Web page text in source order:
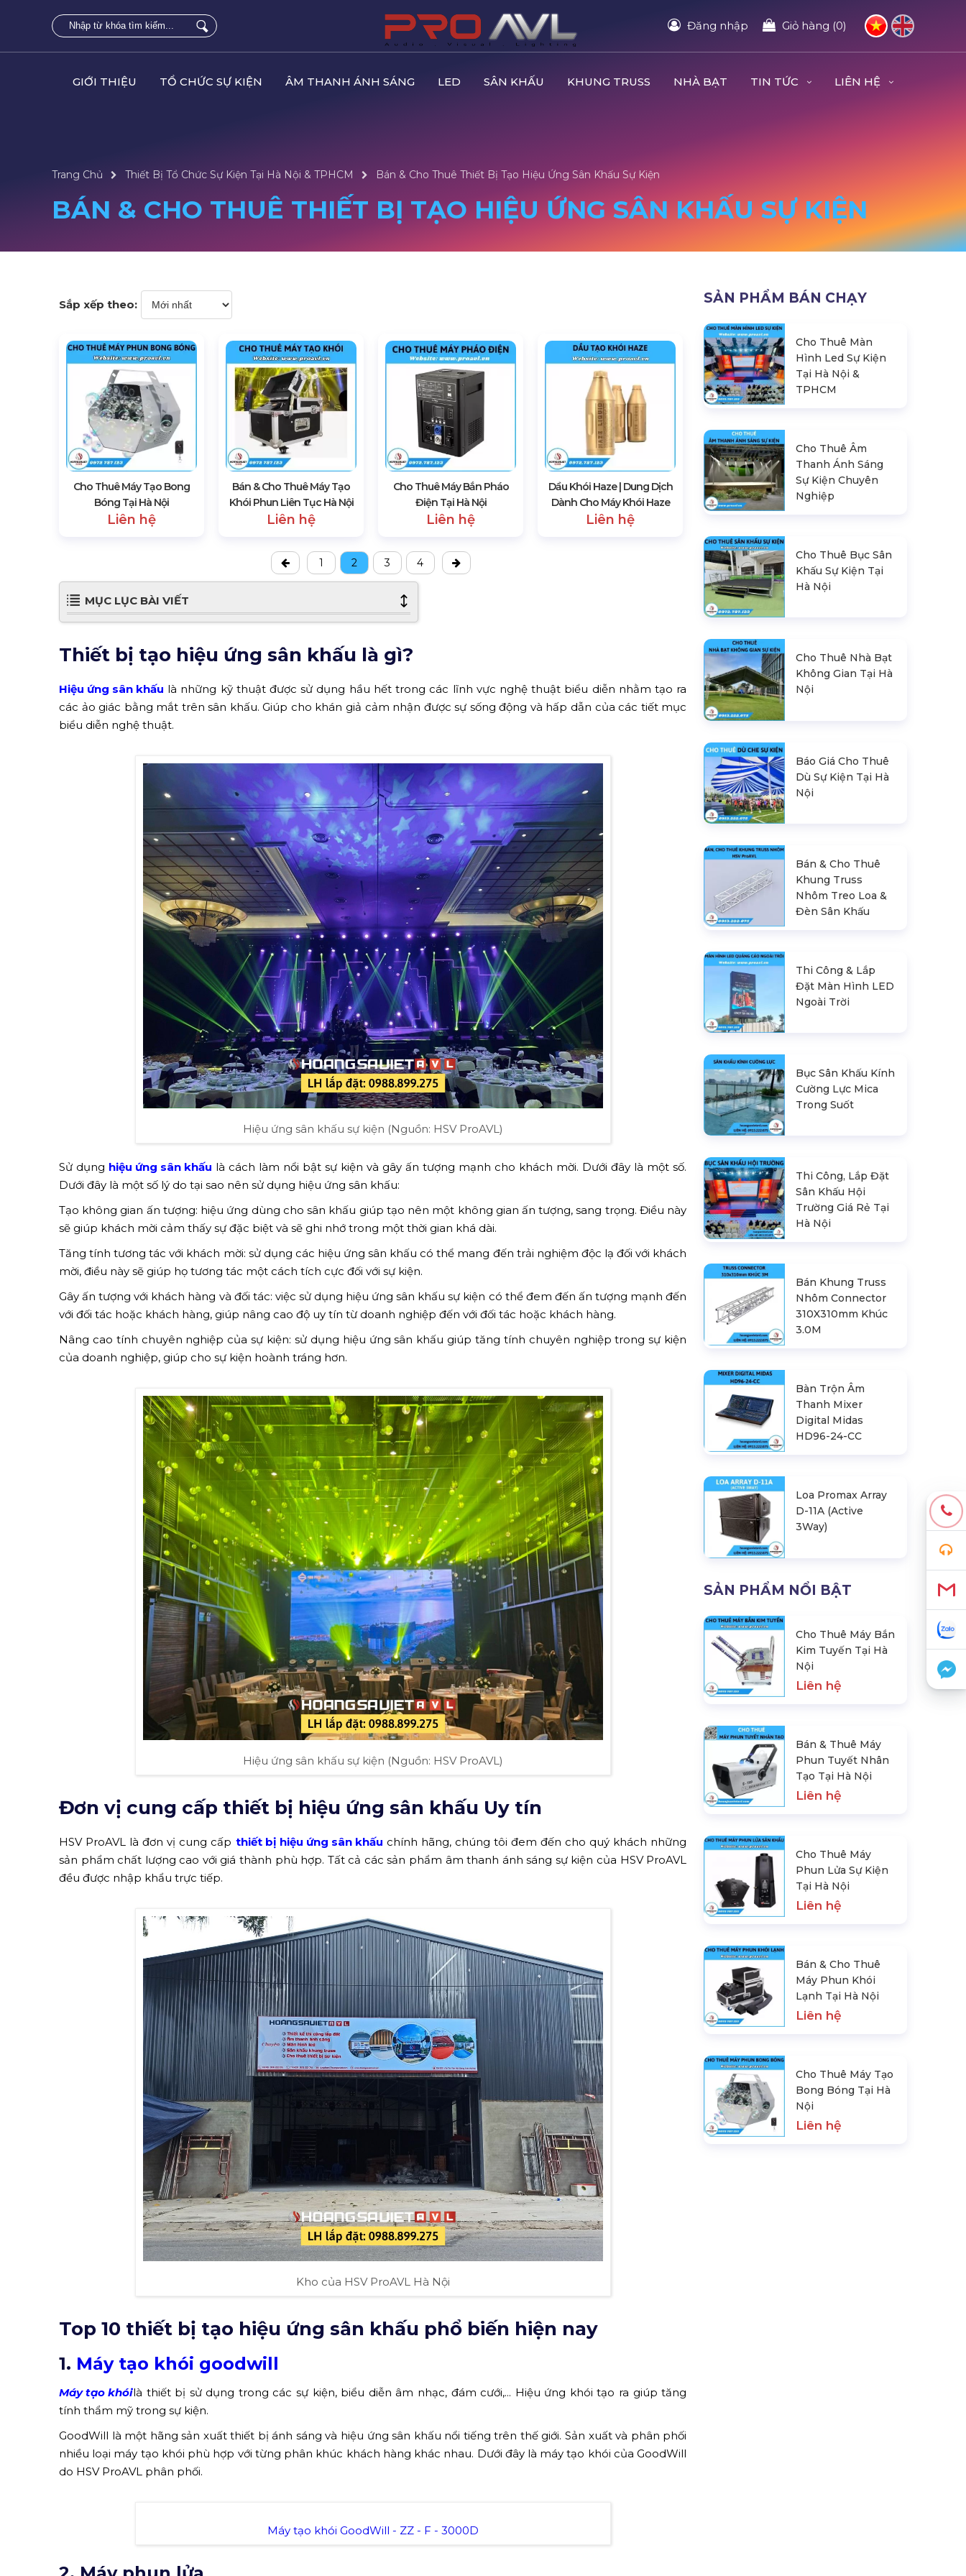
Đăng nhập Giỏ hàng (0)
GIỚI THIỆU TỔ CHỨC SỰ KIỆN ÂM THANH ÁNH SÁNG LED SÂN KHẤU KHUNG TRUSS NHÀ BẠT TIN TỨC LIÊN HỆ
Trang Chủ Thiết Bị Tổ Chức Sự Kiện Tại Hà Nội & TPHCM Bán & Cho Thuê Thiết Bị Tạo Hiệu Ứng Sân Khấu Sự Kiện
BÁN & CHO THUÊ THIẾT BỊ TẠO HIỆU ỨNG SÂN KHẤU SỰ KIỆN
Sắp xếp theo:
Cho Thuê Máy Tạo Bong
Bóng Tại Hà Nội
Liên hệ
Bán & Cho Thuê Máy Tạo
Khói Phun Liên Tục Hà Nội
Liên hệ
Cho Thuê Máy Bắn Pháo
Điện Tại Hà Nội
Liên hệ
Dầu Khói Haze | Dung Dịch
Dành Cho Máy Khói Haze
Liên hệ
1 2 3 4
MỤC LỤC BÀI VIẾT
Thiết bị tạo hiệu ứng sân khấu là gì?
Hiệu ứng sân khấu là những kỹ thuật được sử dụng hầu hết trong các lĩnh vực nghệ thuật biểu diễn nhằm tạo ra
các ảo giác bằng mắt trên sân khấu. Giúp cho khán giả cảm nhận được sự sống động và hấp dẫn của các tiết mục
biểu diễn nghệ thuật.
Hiệu ứng sân khấu sự kiện (Nguồn: HSV ProAVL)
Sử dụng hiệu ứng sân khấu là cách làm nổi bật sự kiện và gây ấn tượng mạnh cho khách mời. Dưới đây là một số.
Dưới đây là một số lý do tại sao nên sử dụng hiệu ứng sân khấu:
Tạo không gian ấn tượng: hiệu ứng dùng cho sân khấu giúp tạo nên một không gian ấn tượng, sang trọng. Điều này
sẽ giúp khách mời cảm thấy sự đặc biệt và sẽ ghi nhớ trong một thời gian khá dài.
Tăng tính tương tác với khách mời: sử dụng các hiệu ứng sân khấu có thể mang đến trải nghiệm độc lạ đối với khách
mời, điều này sẽ giúp họ tương tác một cách tích cực đối với sự kiện.
Gây ấn tượng với khách hàng và đối tác: việc sử dụng hiệu ứng sân khấu sự kiện có thể đem đến ấn tượng mạnh đến
với đối tác hoặc khách hàng, giúp nâng cao độ uy tín từ doanh nghiệp đến với đối tác hoặc khách hàng.
Nâng cao tính chuyên nghiệp của sự kiện: sử dụng hiệu ứng sân khấu giúp tăng tính chuyên nghiệp trong sự kiện
của doanh nghiệp, giúp cho sự kiện hoành tráng hơn.
Hiệu ứng sân khấu sự kiện (Nguồn: HSV ProAVL)
Đơn vị cung cấp thiết bị hiệu ứng sân khấu Uy tín
HSV ProAVL là đơn vị cung cấp thiết bị hiệu ứng sân khấu chính hãng, chúng tôi đem đến cho quý khách những
sản phẩm chất lượng cao với giá thành phù hợp. Tất cả các sản phẩm âm thanh ánh sáng sự kiện của HSV ProAVL
đều được nhập khẩu trực tiếp.
Kho của HSV ProAVL Hà Nội
Top 10 thiết bị tạo hiệu ứng sân khấu phổ biến hiện nay
1. Máy tạo khói goodwill
Máy tạo khóilà thiết bị sử dụng trong các sự kiện, biểu diễn âm nhạc, đám cưới,... Hiệu ứng khói tạo ra giúp tăng
tính thẩm mỹ trong sự kiện.
GoodWill là một hãng sản xuất thiết bị ánh sáng và hiệu ứng sân khấu nổi tiếng trên thế giới. Sản xuất và phân phối
nhiều loại máy tạo khói phù hợp với từng phân khúc khách hàng khác nhau. Dưới đây là máy tạo khói của GoodWill
do HSV ProAVL phân phối.
Máy tạo khói GoodWill - ZZ - F - 3000D
SẢN PHẨM BÁN CHẠY
Cho Thuê Màn
Hình Led Sự Kiện
Tại Hà Nội &
TPHCM
Cho Thuê Âm
Thanh Ánh Sáng
Sự Kiện Chuyên
Nghiệp
Cho Thuê Bục Sân
Khấu Sự Kiện Tại
Hà Nội
Cho Thuê Nhà Bạt
Không Gian Tại Hà
Nội
Báo Giá Cho Thuê
Dù Sự Kiện Tại Hà
Nội
Bán & Cho Thuê
Khung Truss
Nhôm Treo Loa &
Đèn Sân Khấu
Thi Công & Lắp
Đặt Màn Hình LED
Ngoài Trời
Bục Sân Khấu Kính
Cường Lực Mica
Trong Suốt
Thi Công, Lắp Đặt
Sân Khấu Hội
Trường Giá Rẻ Tại
Hà Nội
Bán Khung Truss
Nhôm Connector
310X310mm Khúc
3.0M
Bàn Trộn Âm
Thanh Mixer
Digital Midas
HD96-24-CC
Loa Promax Array
D-11A (Active
3Way)
SẢN PHẨM NỔI BẬT
Cho Thuê Máy Bắn
Kim Tuyến Tại Hà
Nội
Liên hệ
Bán & Thuê Máy
Phun Tuyết Nhân
Tạo Tại Hà Nội
Liên hệ
Cho Thuê Máy
Phun Lửa Sự Kiện
Tại Hà Nội
Liên hệ
Bán & Cho Thuê
Máy Phun Khói
Lạnh Tại Hà Nội
Liên hệ
Cho Thuê Máy Tạo
Bong Bóng Tại Hà
Nội
Liên hệ